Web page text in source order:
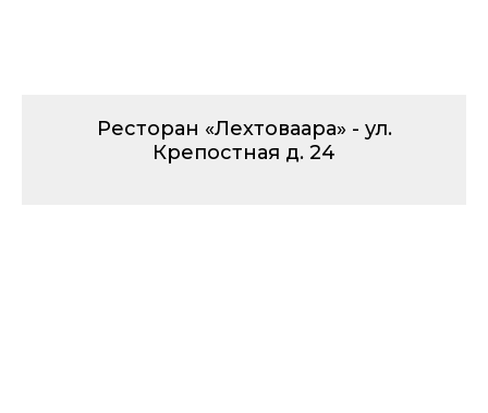
Ресторан «Лехтоваара» - ул.
Крепостная д. 24